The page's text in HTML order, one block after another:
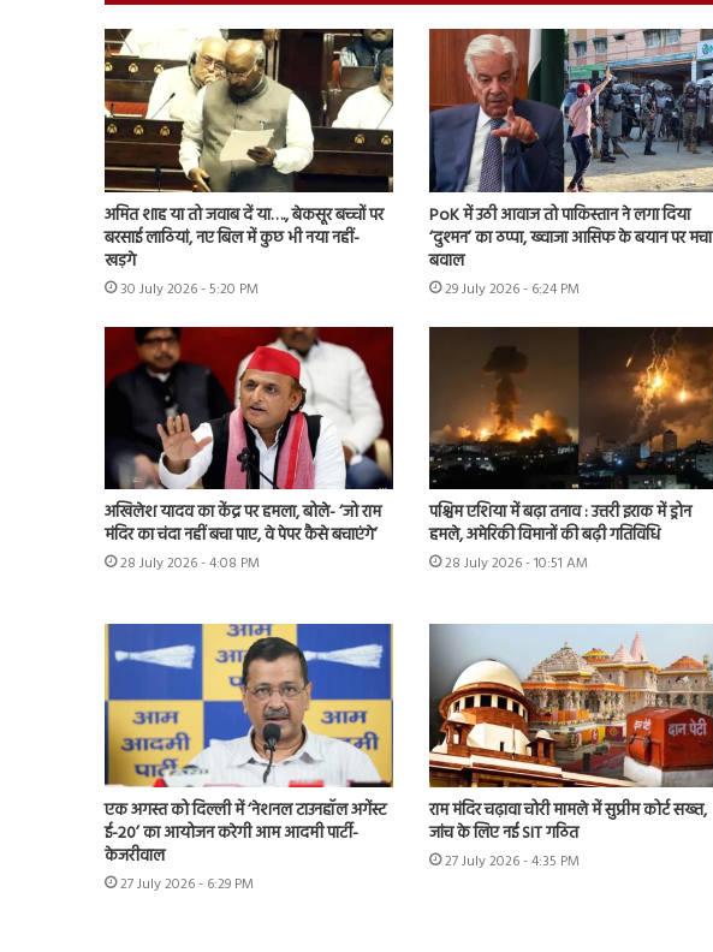
अमित शाह या तो जवाब दें या…., बेकसूर बच्चों पर
बरसाई लाठियां, नए बिल में कुछ भी नया नहीं-
खड़गे
30 July 2026 - 5:20 PM
PoK में उठी आवाज तो पाकिस्तान ने लगा दिया
‘दुश्मन’ का ठप्पा, ख्वाजा आसिफ के बयान पर मचा
बवाल
29 July 2026 - 6:24 PM
अखिलेश यादव का केंद्र पर हमला, बोले- ‘जो राम
मंदिर का चंदा नहीं बचा पाए, वे पेपर कैसे बचाएंगे’
28 July 2026 - 4:08 PM
पश्चिम एशिया में बढ़ा तनाव : उत्तरी इराक में ड्रोन
हमले, अमेरिकी विमानों की बढ़ी गतिविधि
28 July 2026 - 10:51 AM
एक अगस्त को दिल्ली में ‘नेशनल टाउनहॉल अगेंस्ट
ई-20’ का आयोजन करेगी आम आदमी पार्टी-
केजरीवाल
27 July 2026 - 6:29 PM
राम मंदिर चढ़ावा चोरी मामले में सुप्रीम कोर्ट सख्त,
जांच के लिए नई SIT गठित
27 July 2026 - 4:35 PM